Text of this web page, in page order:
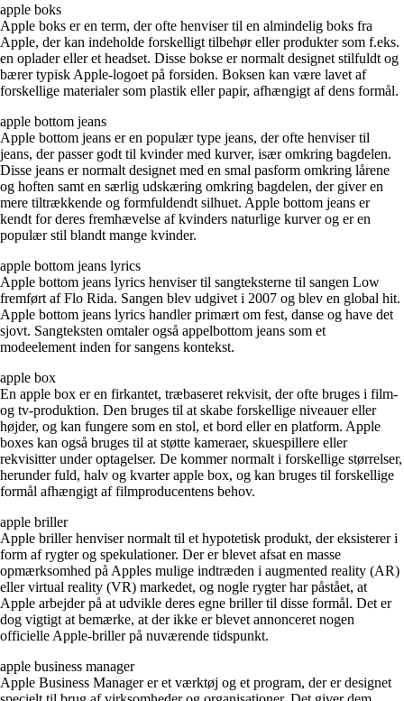
apple boks
Apple boks er en term, der ofte henviser til en almindelig boks fra
Apple, der kan indeholde forskelligt tilbehør eller produkter som f.eks.
en oplader eller et headset. Disse bokse er normalt designet stilfuldt og
bærer typisk Apple-logoet på forsiden. Boksen kan være lavet af
forskellige materialer som plastik eller papir, afhængigt af dens formål.
apple bottom jeans
Apple bottom jeans er en populær type jeans, der ofte henviser til
jeans, der passer godt til kvinder med kurver, især omkring bagdelen.
Disse jeans er normalt designet med en smal pasform omkring lårene
og hoften samt en særlig udskæring omkring bagdelen, der giver en
mere tiltrækkende og formfuldendt silhuet. Apple bottom jeans er
kendt for deres fremhævelse af kvinders naturlige kurver og er en
populær stil blandt mange kvinder.
apple bottom jeans lyrics
Apple bottom jeans lyrics henviser til sangteksterne til sangen Low
fremført af Flo Rida. Sangen blev udgivet i 2007 og blev en global hit.
Apple bottom jeans lyrics handler primært om fest, danse og have det
sjovt. Sangteksten omtaler også appelbottom jeans som et
modeelement inden for sangens kontekst.
apple box
En apple box er en firkantet, træbaseret rekvisit, der ofte bruges i film-
og tv-produktion. Den bruges til at skabe forskellige niveauer eller
højder, og kan fungere som en stol, et bord eller en platform. Apple
boxes kan også bruges til at støtte kameraer, skuespillere eller
rekvisitter under optagelser. De kommer normalt i forskellige størrelser,
herunder fuld, halv og kvarter apple box, og kan bruges til forskellige
formål afhængigt af filmproducentens behov.
apple briller
Apple briller henviser normalt til et hypotetisk produkt, der eksisterer i
form af rygter og spekulationer. Der er blevet afsat en masse
opmærksomhed på Apples mulige indtræden i augmented reality (AR)
eller virtual reality (VR) markedet, og nogle rygter har påstået, at
Apple arbejder på at udvikle deres egne briller til disse formål. Det er
dog vigtigt at bemærke, at der ikke er blevet annonceret nogen
officielle Apple-briller på nuværende tidspunkt.
apple business manager
Apple Business Manager er et værktøj og et program, der er designet